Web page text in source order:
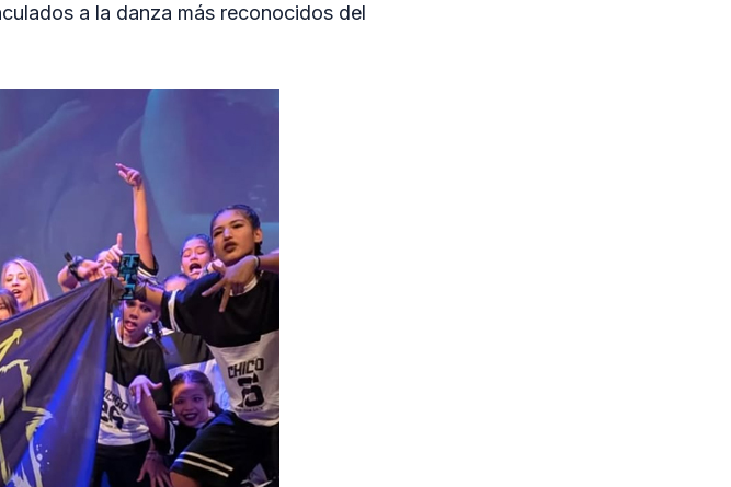
a la danza más reconocidos del